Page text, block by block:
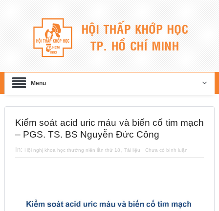
Menu
Kiểm soát acid uric máu và biến cố tim mạch
– PGS. TS. BS Nguyễn Đức Công
In: Hội nghị khoa học thường niên lần thứ 18, Tài liệu Chưa có bình luận